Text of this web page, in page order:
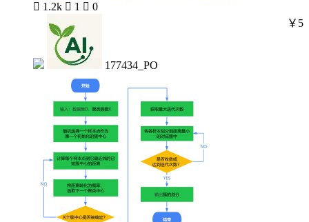
 1.2k  1  0
177434_PO
￥5